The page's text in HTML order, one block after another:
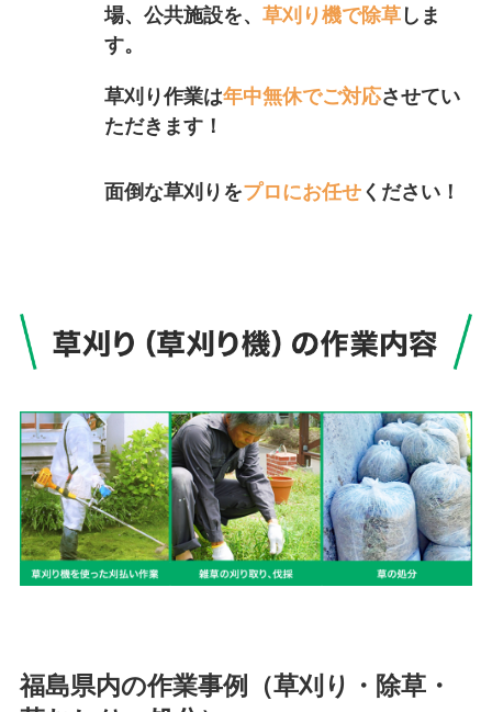
場、公共施設を、草刈り機で除草 しま
す。
草刈り作業は年中無休でご対応させてい
ただきます！
面倒な草刈りをプロにお任せ ください！
福島県内の作業事例（草刈り・除草・